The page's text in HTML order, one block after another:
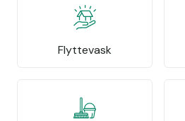
Flyttevask